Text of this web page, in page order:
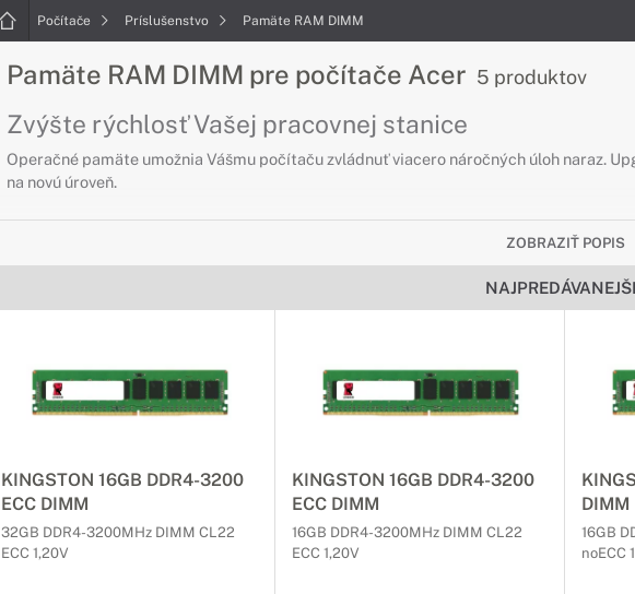
Počítače Príslušenstvo Pamäte RAM DIMM
Pamäte RAM DIMM pre počítače Acer 5 produktov
Zvýšte rýchlosť Vašej pracovnej stanice
Operačné pamäte umožnia Vášmu počítaču zvládnuť viacero náročných úloh naraz.
na novú úroveň.
ZOBRAZIŤ POPIS
KINGSTON 16GB DDR4-3200
ECC DIMM
32GB DDR4-3200MHz DIMM CL22
ECC 1,20V
KINGSTON 16GB DDR4-3200
ECC DIMM
16GB DDR4-3200MHz DIMM CL22
ECC 1,20V
DIMM
16GB
noECC